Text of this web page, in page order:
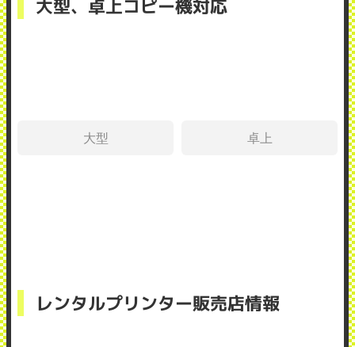
大型、卓上コピー機対応
大型 卓上
レンタルプリンター販売店情報